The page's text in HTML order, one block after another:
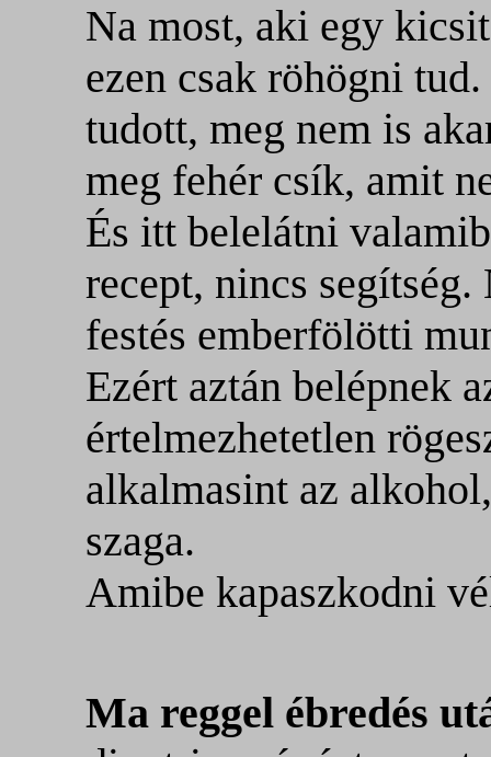
Na most, aki egy
ezen csak röhögni
tudott, meg nem is
meg fehér csík, amit
És itt belelátni
recept, nincs
festés emberfölötti
Ezért aztán belépnek
értelmezhetetlen
alkalmasint az
szaga.
Amibe kapaszkodni
Ma reggel ébredés